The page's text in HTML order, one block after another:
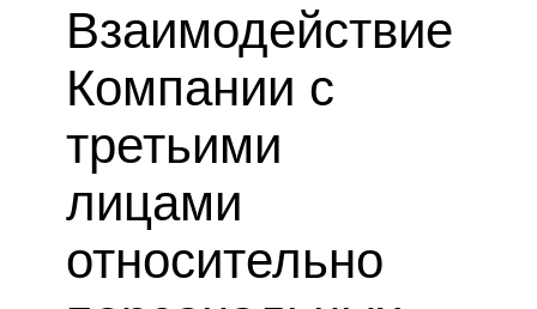
Взаимодействие
Компании с
третьими
лицами
относительно